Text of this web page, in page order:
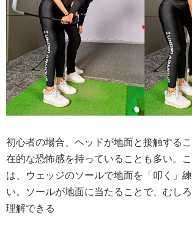
初心者の場合、ヘッドが地面と接触する
在的な恐怖感を持っていることも多い。
は、ウェッジのソールで地面を「叩く」
い。ソールが地面に当たることで、むし
理解できる